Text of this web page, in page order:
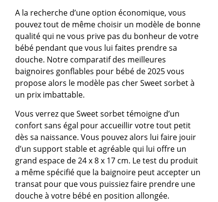
A la recherche d’une option économique, vous
pouvez tout de même choisir un modèle de bonne
qualité qui ne vous prive pas du bonheur de votre
bébé pendant que vous lui faites prendre sa
douche. Notre comparatif des meilleures
baignoires gonflables pour bébé de 2025 vous
propose alors le modèle pas cher Sweet sorbet à
un prix imbattable.
Vous verrez que Sweet sorbet témoigne d’un
confort sans égal pour accueillir votre tout petit
dès sa naissance. Vous pouvez alors lui faire jouir
d’un support stable et agréable qui lui offre un
grand espace de 24 x 8 x 17 cm. Le test du produit
a même spécifié que la baignoire peut accepter un
transat pour que vous puissiez faire prendre une
douche à votre bébé en position allongée.